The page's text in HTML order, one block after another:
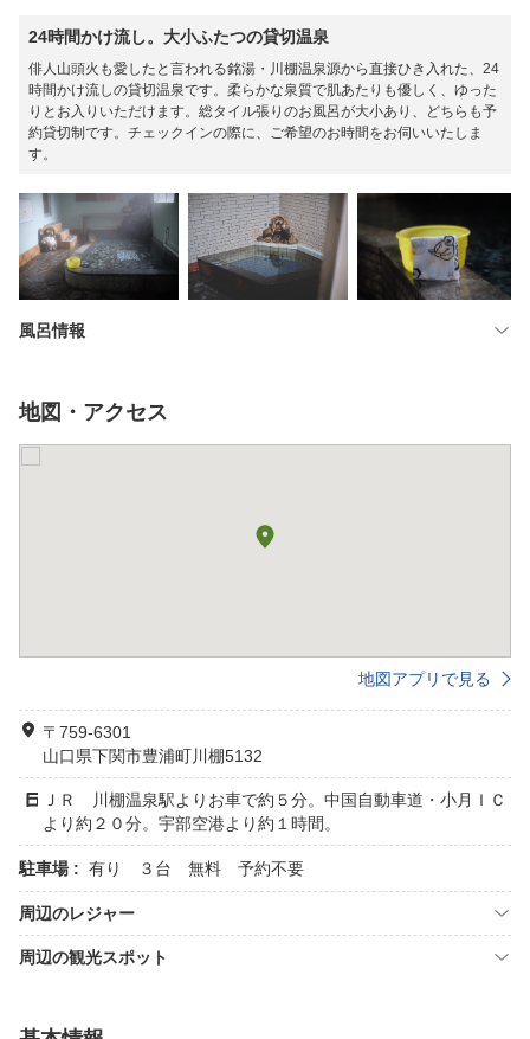
24時間かけ流し。大小ふたつの貸切温泉
俳人山頭火も愛したと言われる銘湯・川棚温泉源から直接ひき入れた、24
時間かけ流しの貸切温泉です。柔らかな泉質で肌あたりも優しく、ゆった
りとお入りいただけます。総タイル張りのお風呂が大小あり、どちらも予
約貸切制です。チェックインの際に、ご希望のお時間をお伺いいたしま
す。
風呂情報
地図・アクセス
地図アプリで見る
〒759-6301
山口県下関市豊浦町川棚5132
ＪＲ 川棚温泉駅よりお車で約５分。中国自動車道・小月ＩＣ
より約２０分。宇部空港より約１時間。
駐車場 : 有り ３台 無料 予約不要
周辺のレジャー
周辺の観光スポット